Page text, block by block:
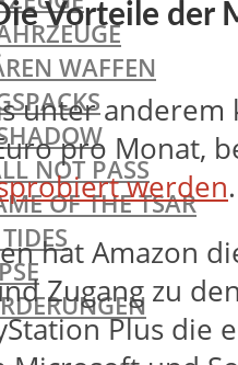
WAFFEN
NOT PASS
OF THE TSAR
Vorteile der
unter
pro Monat,
werden.
hat Amazon
Zugang zu
Plus